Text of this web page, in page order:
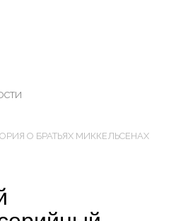
О БРАТЬЯХ МИККЕЛЬСЕНАХ